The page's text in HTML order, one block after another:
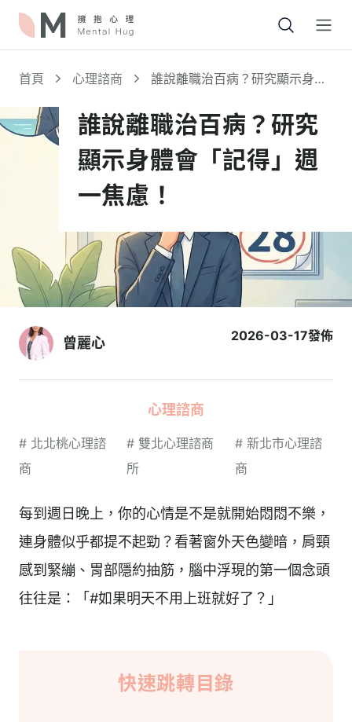
首頁 心理諮商
誰說離職治百病？研究顯示身體
誰說離職治百病？研究
顯示身體會「記得」週
一焦慮！
曾麗心 2026-03-17發佈
心理諮商
# 北北桃心理諮
商
#雙北心理諮商
所
# 新北市心理諮
商
每到週日晚上，你的心情是不是就開始悶悶不樂，
連身體似乎都提不起勁？看著窗外天色變暗，肩頸
感到緊繃、胃部隱約抽筋，腦中浮現的第一個念頭
往往是：「#如果明天不用上班就好了？」
快速跳轉目錄